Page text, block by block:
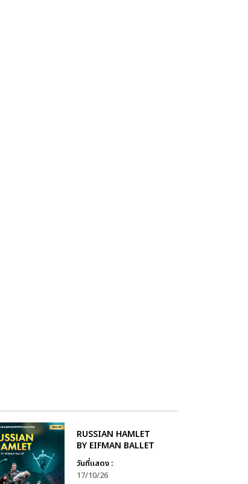
RUSSIAN HAMLET
BY EIFMAN BALLET
วันที่แสดง :
17/10/26